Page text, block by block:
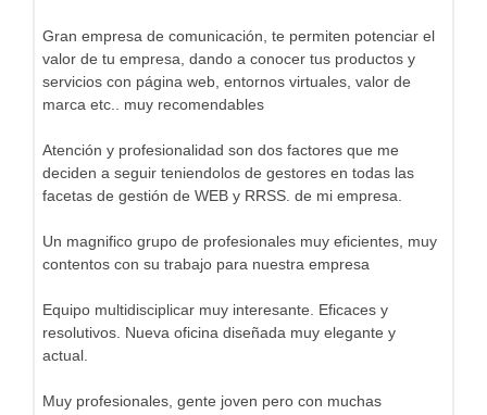
Gran empresa de comunicación, te permiten potenciar el
valor de tu empresa, dando a conocer tus productos y
servicios con página web, entornos virtuales, valor de
marca etc.. muy recomendables
Atención y profesionalidad son dos factores que me
deciden a seguir teniendolos de gestores en todas las
facetas de gestión de WEB y RRSS. de mi empresa.
Un magnifico grupo de profesionales muy eficientes, muy
contentos con su trabajo para nuestra empresa
Equipo multidisciplicar muy interesante. Eficaces y
resolutivos. Nueva oficina diseñada muy elegante y
actual.
Muy profesionales, gente joven pero con muchas